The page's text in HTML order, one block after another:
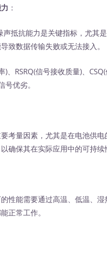
：
抗能力是关键指标，尤其
致数据传输失败或无法接入。
RSRQ(信号接收质量)、
优劣。
量因素，尤其是在电池供电
确保其在实际应用中的可持续
能需要通过高温、低温、湿
正常工作。